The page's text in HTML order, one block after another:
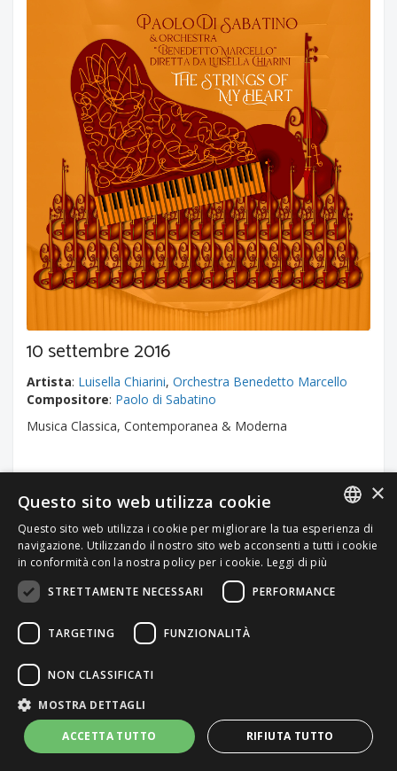
10 settembre 2016
Artista: Luisella Chiarini, Orchestra Benedetto Marcello
Compositore: Paolo di Sabatino
Musica Classica, Contemporanea & Moderna
Uso personale / Corporate video:
ITALIAN
×
Questo sito web utilizza cookie
Questo sito web utilizza i cookie per migliorare la tua esperienza di
navigazione. Utilizzando il nostro sito web acconsenti a tutti i cookie
in conformità con la nostra policy per i cookie. Leggi di più
STRETTAMENTE NECESSARI
PERFORMANCE
TARGETING FUNZIONALITÀ
NON CLASSIFICATI
MOSTRA DETTAGLI
ACCETTA TUTTO RIFIUTA TUTTO